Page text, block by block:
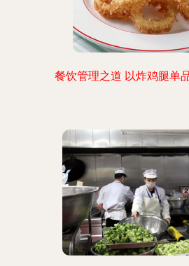
餐饮管理之道 以炸鸡腿单